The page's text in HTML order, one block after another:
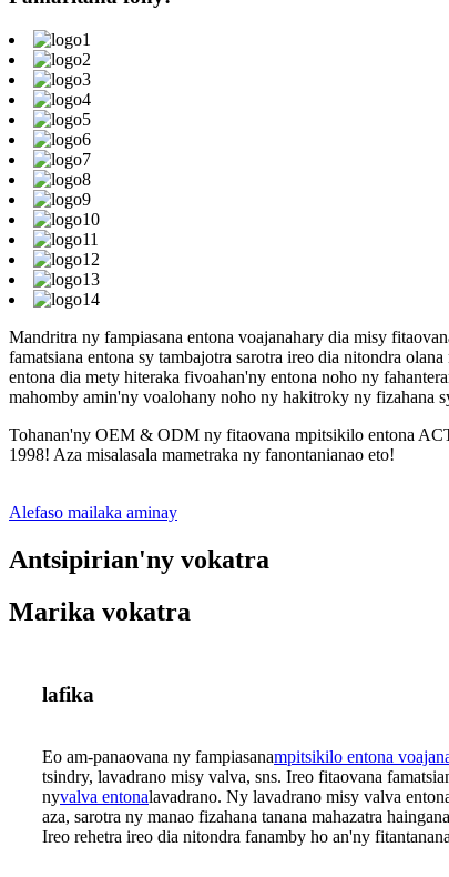
Mandritra ny fampiasana entona voajanahary dia misy
famatsiana entona sy tambajotra sarotra ireo dia nitondra
entona dia mety hiteraka fivoahan'ny entona noho ny
mahomby amin'ny voalohany noho ny hakitroky ny fizahana
Tohanan'ny OEM & ODM ny fitaovana mpitsikilo entona
1998! Aza misalasala mametraka ny fanontanianao eto!
Alefaso mailaka aminay
Antsipirian'ny vokatra
Marika vokatra
lafika
Eo am-panaovana ny fampiasanampitsikilo entona
tsindry, lavadrano misy valva, sns. Ireo fitaovana
nyvalva entonalavadrano. Ny lavadrano misy valva
aza, sarotra ny manao fizahana tanana mahazatra
Ireo rehetra ireo dia nitondra fanamby ho an'ny